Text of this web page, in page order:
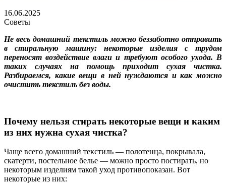
16.06.2025
Советы
Не весь домашний текстиль можно беззаботно отправить
в стиральную машину: некоторые изделия с трудом
переносят воздействие влаги и требуют особого ухода. В
таких случаях на помощь приходит сухая чистка.
Разбираемся, какие вещи в ней нуждаются и как можно
очистить текстиль без воды.
Почему нельзя стирать некоторые вещи и каким
из них нужна сухая чистка?
Чаще всего домашний текстиль — полотенца, покрывала,
скатерти, постельное белье — можно просто постирать, но
некоторым изделиям такой уход противопоказан. Вот
некоторые из них: